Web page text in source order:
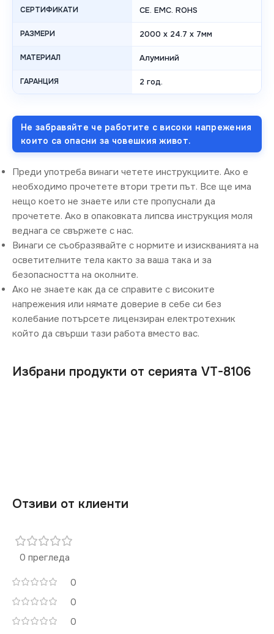
СЕРТИФИКАТИ CE. EMC. ROHS
РАЗМЕРИ 2000 x 24.7 x 7мм
МАТЕРИАЛ Алуминий
ГАРАНЦИЯ 2 год.
Не забравяйте че работите с високи напрежения
които са опасни за човешкия живот.
Преди употреба винаги четете инструкциите. Ако е
необходимо прочетете втори трети път. Все ще има
нещо което не знаете или сте пропуснали да
прочетете. Ако в опаковката липсва инструкция моля
веднага се свържете с нас.
Винаги се съобразявайте с нормите и изискванията на
осветителните тела както за ваша така и за
безопасността на околните.
Ако не знаете как да се справите с високите
напрежения или нямате доверие в себе си без
колебание потърсете лицензиран електротехник
който да свърши тази работа вместо вас.
Избрани продукти от серията VT-8106
Отзиви от клиенти
0 прегледа
0
0
0